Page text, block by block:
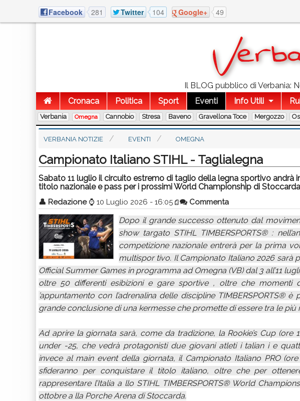
Facebook 281 Twitter 104 Google+ 49
Il BLOG pubblico di Verbania:
Cronaca
Politica Sport Eventi Info Utili
Verbania Omegna Cannobio Stresa Baveno Gravellona Toce Mergozzo
VERBANIA NOTIZIE EVENTI OMEGNA
Campionato Italiano STIHL - Taglialegna
Sabato 11 luglio il circuito estremo di taglio della legna sportivo andrà
titolo nazionale e pass per i prossimi World Championship di
👤 Redazione ⌚ 10 Luglio 2026 - 16:05 Commenta
Dopo il grande successo ottenuto dal
show targato STIHL TIMBERSPORTS® :
competizione nazionale entrerà per la prima
multispor tivo. Il Campionato Italiano 2026 sarà
Official Summer Games in programma ad Omegna (VB) dal 3 all’11
oltre 50 differenti esibizioni e gare sportive , oltre che momenti
’appuntamento con l’adrenalina delle discipline TIMBERSPORTS®
grande conclusione di una kermesse che promette di essere tra le più
Ad aprire la giornata sarà, come da tradizione, la Rookie’s Cup (ore
under -25, che vedrà protagonisti due giovani atleti i talian i e
invece al main event della giornata, il Campionato Italiano PRO
sfideranno per conquistare il titolo italiano, oltre che per
rappresentare l’Italia a llo STIHL TIMBERSPORTS® World
ottobre a lla Porche Arena di Stoccarda.